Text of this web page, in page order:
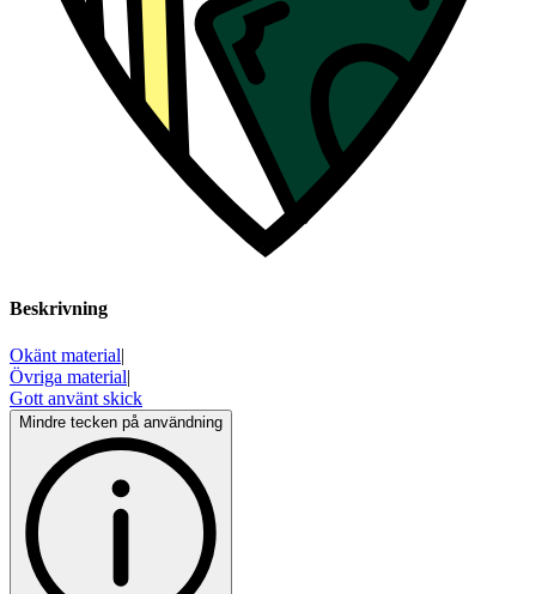
Beskrivning
Okänt material|
Övriga material|
Gott använt skick
Mindre tecken på användning